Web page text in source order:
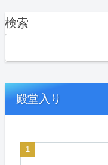
検索
殿堂入り